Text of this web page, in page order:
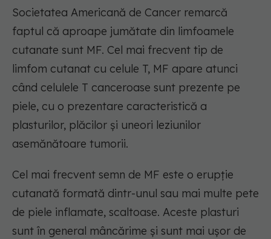
Societatea Americană de Cancer remarcă
faptul că aproape jumătate din limfoamele
cutanate sunt MF. Cel mai frecvent tip de
limfom cutanat cu celule T, MF apare atunci
când celulele T canceroase sunt prezente pe
piele, cu o prezentare caracteristică a
plasturilor, plăcilor și uneori leziunilor
asemănătoare tumorii.
Cel mai frecvent semn de MF este o erupție
cutanată formată dintr-unul sau mai multe pete
de piele inflamate, scaltoase. Aceste plasturi
sunt în general mâncărime și sunt mai ușor de